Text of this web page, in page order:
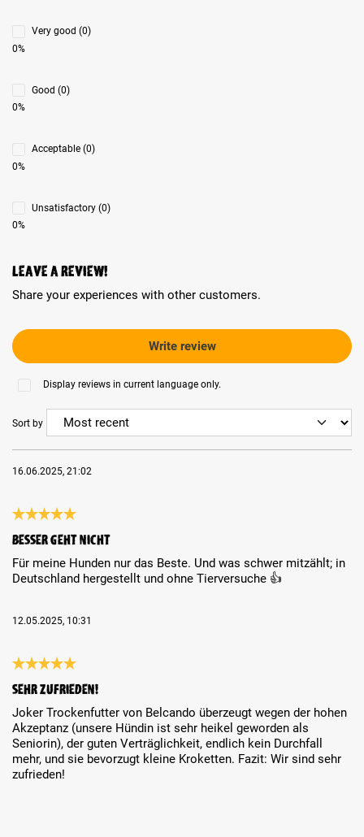
Very good (0)
0%
Good (0)
0%
Acceptable (0)
0%
Unsatisfactory (0)
0%
Leave a review!
Share your experiences with other customers.
Write review
Display reviews in current language only.
Sort by
16.06.2025, 21:02
Besser geht nicht
Für meine Hunden nur das Beste. Und was schwer mitzählt; in
Deutschland hergestellt und ohne Tierversuche 👍
12.05.2025, 10:31
Sehr zufrieden!
Joker Trockenfutter von Belcando überzeugt wegen der hohen
Akzeptanz (unsere Hündin ist sehr heikel geworden als
Seniorin), der guten Verträglichkeit, endlich kein Durchfall
mehr, und sie bevorzugt kleine Kroketten. Fazit: Wir sind sehr
zufrieden!